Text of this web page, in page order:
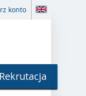
konto
Rekrutacja